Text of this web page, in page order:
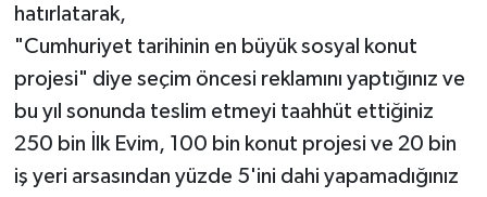
hatırlatarak,
"Cumhuriyet tarihinin en büyük sosyal konut
projesi" diye seçim öncesi reklamını yaptığınız ve
bu yıl sonunda teslim etmeyi taahhüt ettiğiniz
250 bin İlk Evim, 100 bin konut projesi ve 20 bin
iş yeri arsasından yüzde 5'ini dahi yapamadığınız